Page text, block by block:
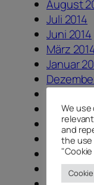
August
Juli 2014
Juni 2014
März
Januar
November
Oktober
August
Juli 2013
Juni 2013
We
and
the use